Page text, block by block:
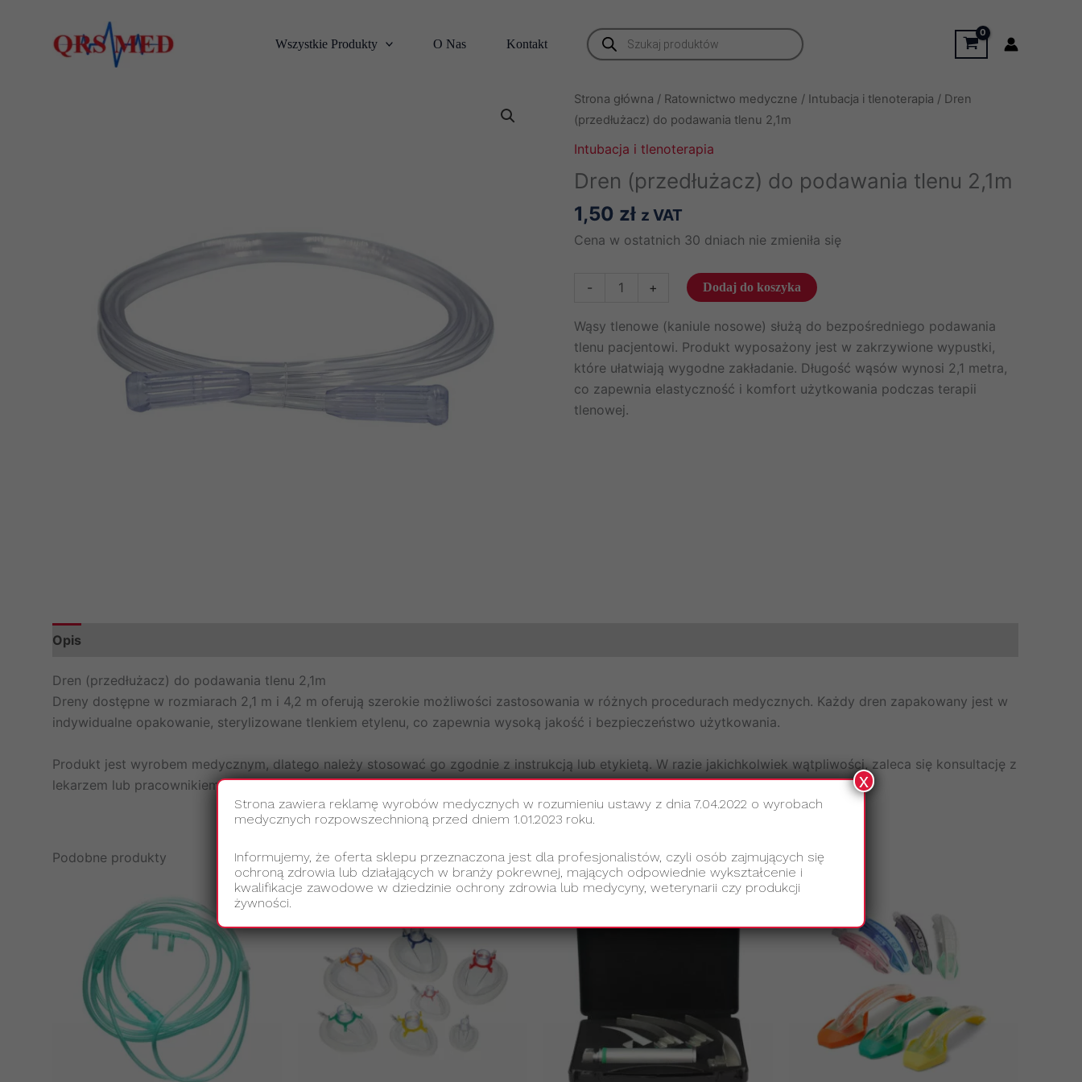
Wszystkie Produkty O Nas Kontakt
Wyszukiwarka
produktów
Strona główna / Ratownictwo medyczne / Intubacja i tlenoterapia / Dren
(przedłużacz) do podawania tlenu 2,1m
Intubacja i tlenoterapia
Dren (przedłużacz) do podawania tlenu 2,1m
1,50 zł z VAT
Cena w ostatnich 30 dniach nie zmieniła się
-
(przedłużacz)
do
podawania
tlenu
2,1m
+ Dodaj do koszyka
Wąsy tlenowe (kaniule nosowe) służą do bezpośredniego podawania
tlenu pacjentowi. Produkt wyposażony jest w zakrzywione wypustki,
które ułatwiają wygodne zakładanie. Długość wąsów wynosi 2,1 metra,
co zapewnia elastyczność i komfort użytkowania podczas terapii
tlenowej.
Opis
Dren (przedłużacz) do podawania tlenu 2,1m
Dreny dostępne w rozmiarach 2,1 m i 4,2 m oferują szerokie możliwości zastosowania w różnych procedurach medycznych. Każdy dren zapakowany jest w
indywidualne opakowanie, sterylizowane tlenkiem etylenu, co zapewnia wysoką jakość i bezpieczeństwo użytkowania.
Produkt jest wyrobem medycznym, dlatego należy stosować go zgodnie z instrukcją lub etykietą. W razie jakichkolwiek wątpliwości, zaleca się konsultację z
lekarzem lub pracownikiem ochrony zdrowia, aby upewnić się, że produkt jest odpowiedni do danego przypadku.
Podobne produkty
Strona zawiera reklamę wyrobów medycznych w rozumieniu ustawy z dnia 7.04.2022 o wyrobach
medycznych rozpowszechnioną przed dniem 1.01.2023 roku.
Informujemy, że oferta sklepu przeznaczona jest dla profesjonalistów, czyli osób zajmujących się
ochroną zdrowia lub działających w branży pokrewnej, mających odpowiednie wykształcenie i
kwalifikacje zawodowe w dziedzinie ochrony zdrowia lub medycyny, weterynarii czy produkcji
żywności.
x